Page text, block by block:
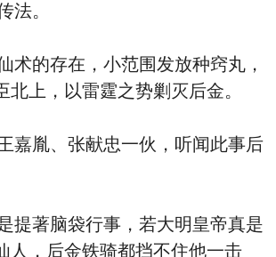
法。
的存在，小范围发放种窍丸，
北上，以雷霆之势剿灭后金。
嘉胤、张献忠一伙，听闻此事后
提著脑袋行事，若大明皇帝真是
人，后金铁骑都挡不住他一击